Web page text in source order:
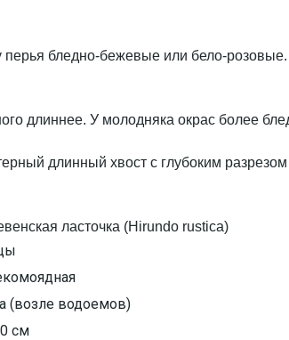
бледно-бежевые или бело-
длиннее. У молодняка окрас более
ласточка (Hirundo rustica)
(возле водоемов)
см